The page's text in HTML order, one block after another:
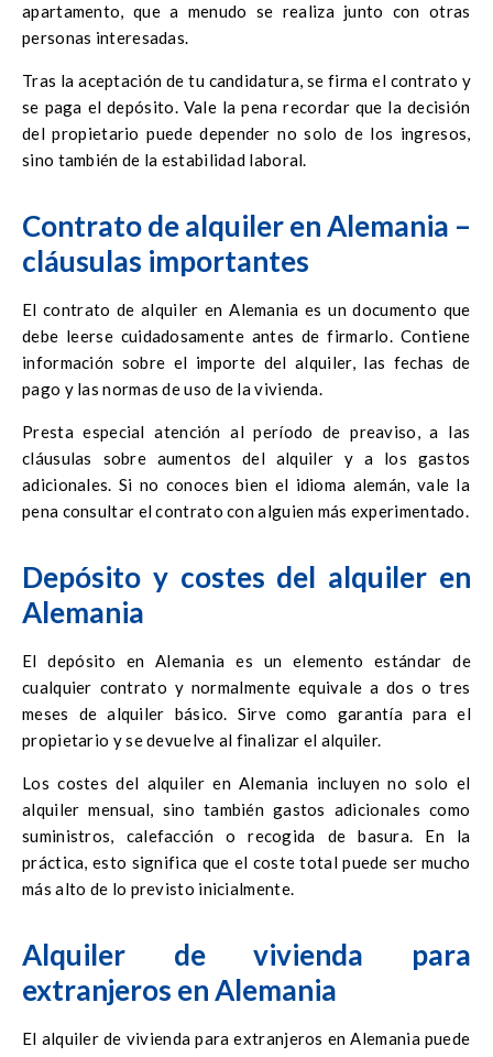
apartamento, que a menudo se realiza junto con otras
personas interesadas.
Tras la aceptación de tu candidatura, se firma el contrato y
se paga el depósito. Vale la pena recordar que la decisión
del propietario puede depender no solo de los ingresos,
sino también de la estabilidad laboral.
Contrato de alquiler en Alemania –
cláusulas importantes
El contrato de alquiler en Alemania es un documento que
debe leerse cuidadosamente antes de firmarlo. Contiene
información sobre el importe del alquiler, las fechas de
pago y las normas de uso de la vivienda.
Presta especial atención al período de preaviso, a las
cláusulas sobre aumentos del alquiler y a los gastos
adicionales. Si no conoces bien el idioma alemán, vale la
pena consultar el contrato con alguien más experimentado.
Depósito y costes del alquiler en
Alemania
El depósito en Alemania es un elemento estándar de
cualquier contrato y normalmente equivale a dos o tres
meses de alquiler básico. Sirve como garantía para el
propietario y se devuelve al finalizar el alquiler.
Los costes del alquiler en Alemania incluyen no solo el
alquiler mensual, sino también gastos adicionales como
suministros, calefacción o recogida de basura. En la
práctica, esto significa que el coste total puede ser mucho
más alto de lo previsto inicialmente.
Alquiler de vivienda para
extranjeros en Alemania
El alquiler de vivienda para extranjeros en Alemania puede